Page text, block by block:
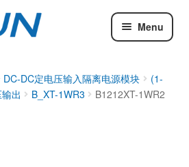
Menu
DC-DC定电压输入隔离电源模块
(1-
出
B_XT-1WR3 B1212XT-1WR2